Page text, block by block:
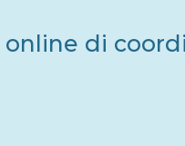
online di